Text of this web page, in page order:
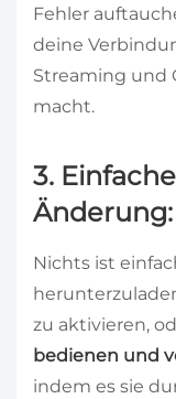
Fehler
deine
Streaming und
macht.
3.
Nichts ist
zu aktivieren,
bedienen und
indem es sie